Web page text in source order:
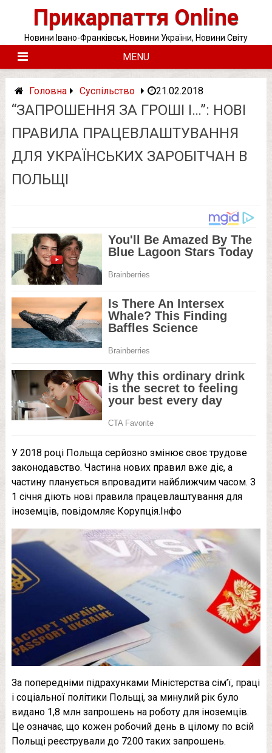
Прикарпаття Online
Новини Івано-Франківськ, Новини України, Новини Світу
MENU
Головна Суспільство 21.02.2018
“ЗАПРОШЕННЯ ЗА ГРОШІ І…”: НОВІ
ПРАВИЛА ПРАЦЕВЛАШТУВАННЯ
ДЛЯ УКРАЇНСЬКИХ ЗАРОБІТЧАН В
ПОЛЬЩІ
У 2018 році Польща серйозно змінює своє трудове
законодавство. Частина нових правил вже діє, а
частину планується впровадити найближчим часом. З
1 січня діють нові правила працевлаштування для
іноземців, повідомляє Корупція.Інфо
За попередніми підрахунками Міністерства сім’ї, праці
і соціальної політики Польщі, за минулий рік було
видано 1,8 млн запрошень на роботу для іноземців.
Це означає, що кожен робочий день в цілому по всій
Польщі реєстрували до 7200 таких запрошень.